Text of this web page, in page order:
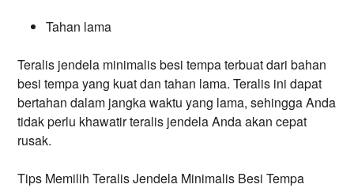
Tahan lama
Teralis jendela minimalis besi tempa terbuat dari bahan
besi tempa yang kuat dan tahan lama. Teralis ini dapat
bertahan dalam jangka waktu yang lama, sehingga Anda
tidak perlu khawatir teralis jendela Anda akan cepat
rusak.
Tips Memilih Teralis Jendela Minimalis Besi Tempa